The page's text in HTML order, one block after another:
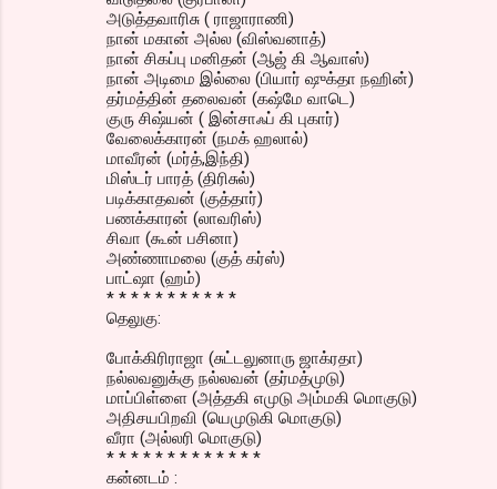
அடுத்தவாரிசு ( ராஜாராணி)
நான் மகான் அல்ல (விஸ்வனாத்)
நான் சிகப்பு மனிதன் (ஆஜ் கி ஆவாஸ்)
நான் அடிமை இல்லை (பியார் ஷுக்தா நஹின்)
தர்மத்தின் தலைவன் (கஷ்மே வாடெ)
குரு சிஷ்யன் ( இன்சாஃப் கி புகார்)
வேலைக்காரன் (நமக் ஹலால்)
மாவீரன் (மர்த்,இந்தி)
மிஸ்டர் பாரத் (திரிசுல்)
படிக்காதவன் (குத்தார்)
பணக்காரன் (லாவரிஸ்)
சிவா (கூன் பசினா)
அண்ணாமலை (குத் கர்ஸ்)
பாட்ஷா (ஹம்)
* * * * * * * * * * *
தெலுகு:
போக்கிரிராஜா (சுட்டலுனாரு ஜாக்ரதா)
நல்லவனுக்கு நல்லவன் (தர்மத்முடு)
மாப்பிள்ளை (அத்தகி எமுடு அம்மகி மொகுடு)
அதிசயபிறவி (யெமுடுகி மொகுடு)
வீரா (அல்லரி மொகுடு)
* * * * * * * * * * * * *
கன்னடம் :